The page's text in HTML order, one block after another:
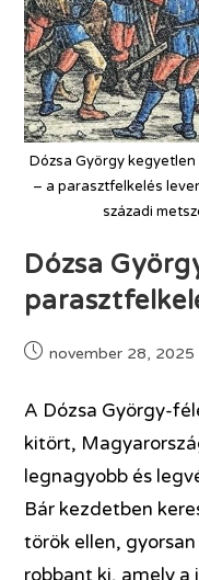
Dózsa György
– a parasztfelkelés
századi
Dózsa
november 28, 2025
A Dózsa György-
kitört,
legnagyobb és
Bár kezdetben
török ellen,
robbant ki, amely